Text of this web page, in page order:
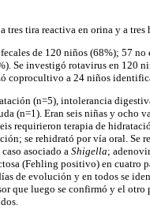
tres tira reactiva en orina y a tres
de 120 niños (68%); 57
Se investigó rotavirus en 120
coprocultivo a 24 niños
(n=5), intolerancia
(n=1). Eran seis niñas y ocho
requirieron terapia de
se rehidrató por vía oral. Se
asociado a Shigella;
(Fehling positivo) en cuatro
de evolución y en todos se
que luego se confirmó y el